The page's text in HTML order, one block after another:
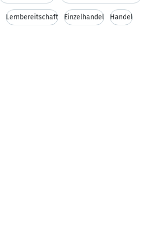
Lernbereitschaft Einzelhandel Handel